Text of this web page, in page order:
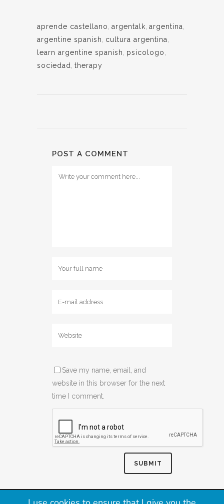
aprende castellano argentalk argentina
argentine spanish
cultura argentina
learn argentine spanish
psicologo
sociedad
therapy
POST A COMMENT
Save my name, email, and
website in this browser for the next
time I comment.
Copyright 2020 Argentalk